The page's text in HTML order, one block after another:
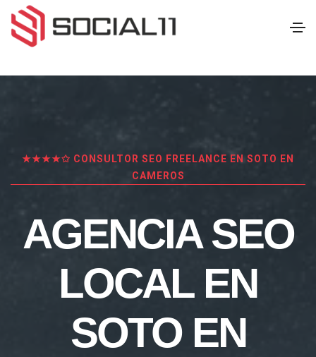
★★★★✩ CONSULTOR SEO FREELANCE EN SOTO EN
CAMEROS
AGENCIA SEO
LOCAL EN
SOTO EN